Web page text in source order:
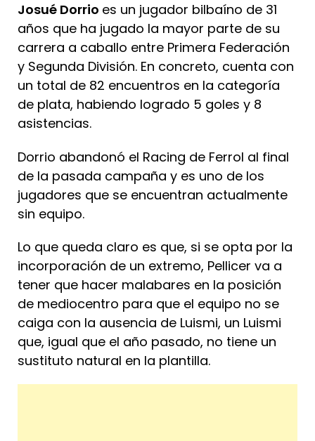
Josué Dorrio es un jugador bilbaíno de 31
años que ha jugado la mayor parte de su
carrera a caballo entre Primera Federación
y Segunda División. En concreto, cuenta con
un total de 82 encuentros en la categoría
de plata, habiendo logrado 5 goles y 8
asistencias.
Dorrio abandonó el Racing de Ferrol al final
de la pasada campaña y es uno de los
jugadores que se encuentran actualmente
sin equipo.
Lo que queda claro es que, si se opta por la
incorporación de un extremo, Pellicer va a
tener que hacer malabares en la posición
de mediocentro para que el equipo no se
caiga con la ausencia de Luismi, un Luismi
que, igual que el año pasado, no tiene un
sustituto natural en la plantilla.